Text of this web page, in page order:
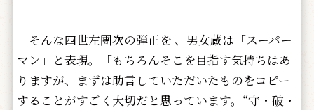
そんな四世左團次の弾正を 、男女蔵は「スーパー
マン」と表現。「もちろんそこを目指す気持ちはあ
りますが、まずは助言していただいたものをコピー
することがすごく大切だと思っています。“守・破・